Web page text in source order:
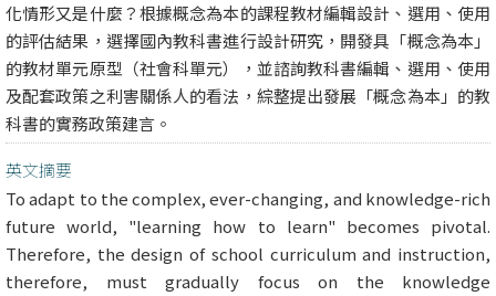
化情形又是什麼？根據概念為本的課程教材編輯設計、選用、使用
的評估結果，選擇國內教科書進行設計研究，開發具「概念為本」
的教材單元原型（社會科單元），並諮詢教科書編輯、選用、使用
及配套政策之利害關係人的看法，綜整提出發展「概念為本」的教
科書的實務政策建言。
英文摘要
To adapt to the complex, ever-changing, and knowledge-rich
future world, "learning how to learn" becomes pivotal.
Therefore, the design of school curriculum and instruction,
therefore, must gradually focus on the knowledge